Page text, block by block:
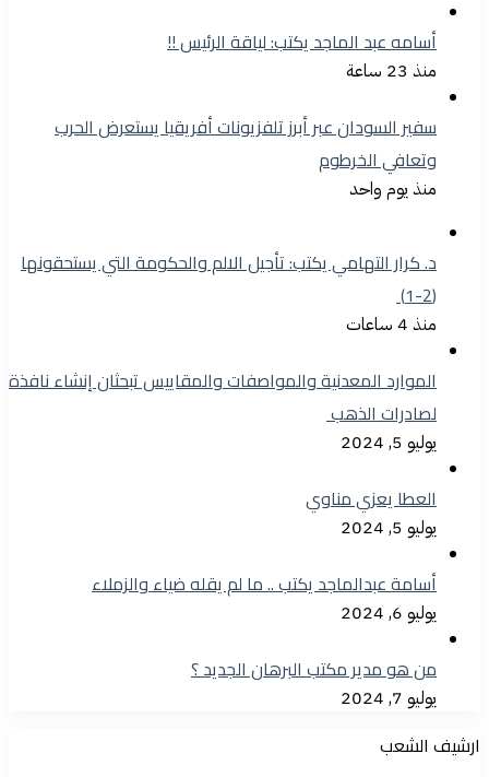
أسامه عبد الماجد يكتب: لياقة الرئيس !!
منذ 23 ساعة
سفير السودان عبر أبرز تلفزيونات أفريقيا يستعرض الحرب
وتعافي الخرطوم
منذ يوم واحد
د. كرار التهامي يكتب: تأجيل الالم والحكومة التي يستحقونها
(2-1)
منذ 4 ساعات
الموارد المعدنية والمواصفات والمقاييس تبحثان إنشاء نافذة
لصادرات الذهب
يوليو 5, 2024
العطا يعزي مناوي
يوليو 5, 2024
أسامة عبدالماجد يكتب .. ما لم يقله ضياء والزملاء
يوليو 6, 2024
من هو مدير مكتب البرهان الجديد ؟
يوليو 7, 2024
ارشيف الشعب